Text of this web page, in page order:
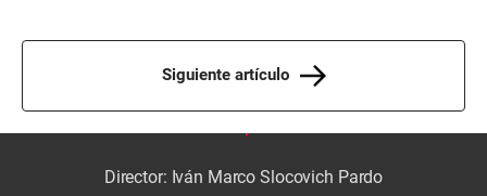
Siguiente artículo
Director: Iván Marco Slocovich Pardo